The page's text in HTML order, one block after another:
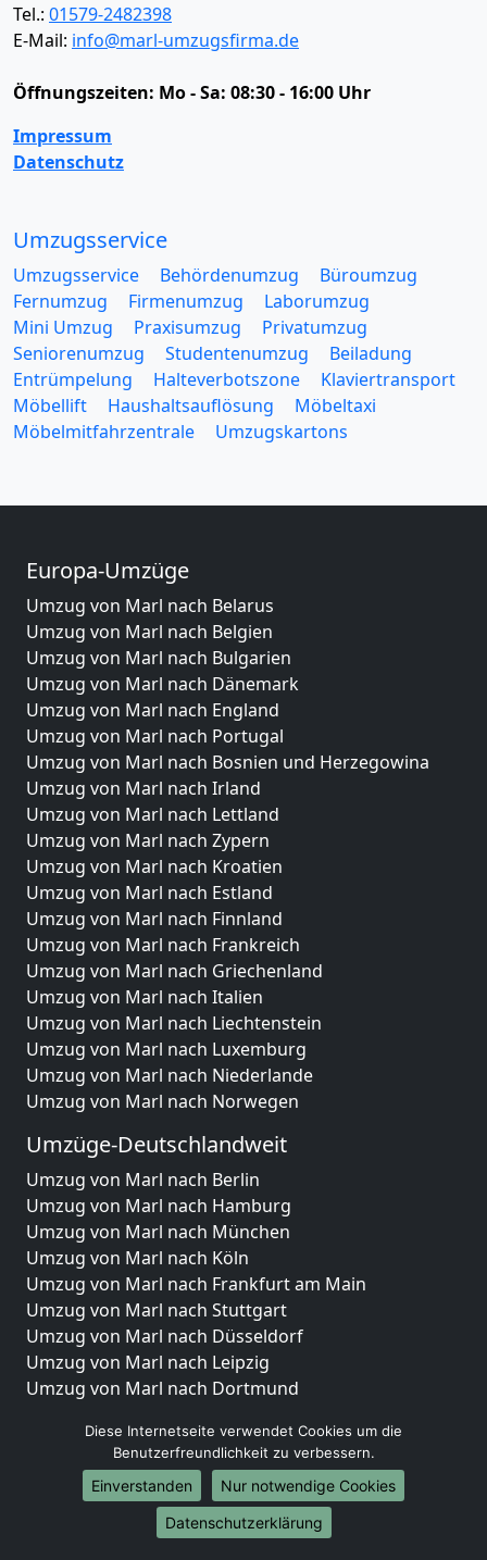
Tel.: 01579-2482398
E-Mail: info@marl-umzugsfirma.de
Öffnungszeiten: Mo - Sa: 08:30 - 16:00 Uhr
Impressum
Datenschutz
Umzugsservice
Umzugsservice Behördenumzug
Büroumzug
Fernumzug
Firmenumzug
Laborumzug
Mini Umzug
Praxisumzug
Privatumzug
Seniorenumzug
Studentenumzug
Beiladung
Entrümpelung
Halteverbotszone
Klaviertransport
Möbellift
Haushaltsauflösung
Möbeltaxi
Möbelmitfahrzentrale
Umzugskartons
Europa-Umzüge
Umzug von Marl nach Belarus
Umzug von Marl nach Belgien
Umzug von Marl nach Bulgarien
Umzug von Marl nach Dänemark
Umzug von Marl nach England
Umzug von Marl nach Portugal
Umzug von Marl nach Bosnien und Herzegowina
Umzug von Marl nach Irland
Umzug von Marl nach Lettland
Umzug von Marl nach Zypern
Umzug von Marl nach Kroatien
Umzug von Marl nach Estland
Umzug von Marl nach Finnland
Umzug von Marl nach Frankreich
Umzug von Marl nach Griechenland
Umzug von Marl nach Italien
Umzug von Marl nach Liechtenstein
Umzug von Marl nach Luxemburg
Umzug von Marl nach Niederlande
Umzug von Marl nach Norwegen
Umzüge-Deutschlandweit
Umzug von Marl nach Berlin
Umzug von Marl nach Hamburg
Umzug von Marl nach München
Umzug von Marl nach Köln
Umzug von Marl nach Frankfurt am Main
Umzug von Marl nach Stuttgart
Umzug von Marl nach Düsseldorf
Umzug von Marl nach Leipzig
Umzug von Marl nach Dortmund
Umzug von Marl nach Bremen
Umzug von Marl nach Dresden
Umzug von Marl nach Hannover
Umzug von Marl nach Nürnberg
Umzug von Marl nach Duisburg
Diese Internetseite verwendet Cookies um die
Benutzerfreundlichkeit zu verbessern.
Einverstanden
Nur notwendige Cookies
Datenschutzerklärung